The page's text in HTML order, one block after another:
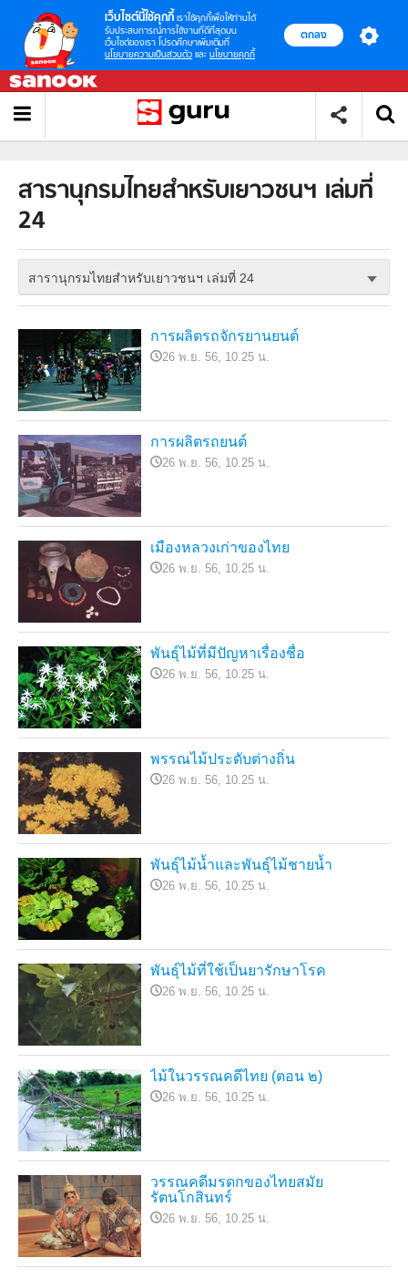
เว็บไซต์นี้ใช้คุกกี้ เราใช้คุกกี้เพื่อให้ท่านได้
รับประสบการณ์การใช้งานที่ดีที่สุดบน
เว็บไซต์ของเรา โปรดศึกษาเพิ่มเติมที่
นโยบายความเป็นส่วนตัว และ นโยบายคุกกี้
ตกลง
สารานุกรมไทยสำหรับเยาวชนฯ เล่มที่
24
สารานุกรมไทยสำหรับเยาวชนฯ เล่มที่ 24
การผลิตรถจักรยานยนต์
26 พ.ย. 56, 10.25 น.
การผลิตรถยนต์
26 พ.ย. 56, 10.25 น.
เมืองหลวงเก่าของไทย
26 พ.ย. 56, 10.25 น.
พันธุ์ไม้ที่มีปัญหาเรื่องชื่อ
26 พ.ย. 56, 10.25 น.
พรรณไม้ประดับต่างถิ่น
26 พ.ย. 56, 10.25 น.
พันธุ์ไม้น้ำและพันธุ์ไม้ชายน้ำ
26 พ.ย. 56, 10.25 น.
พันธุ์ไม้ที่ใช้เป็นยารักษาโรค
26 พ.ย. 56, 10.25 น.
ไม้ในวรรณคดีไทย (ตอน ๒)
26 พ.ย. 56, 10.25 น.
วรรณคดีมรดกของไทยสมัย
รัตนโกสินทร์
26 พ.ย. 56, 10.25 น.